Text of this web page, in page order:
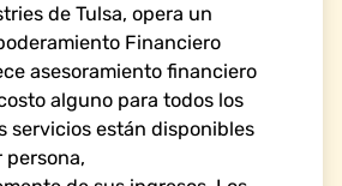
de Tulsa, opera un
Financiero
asesoramiento financiero
alguno para todos los
servicios están disponibles
persona,